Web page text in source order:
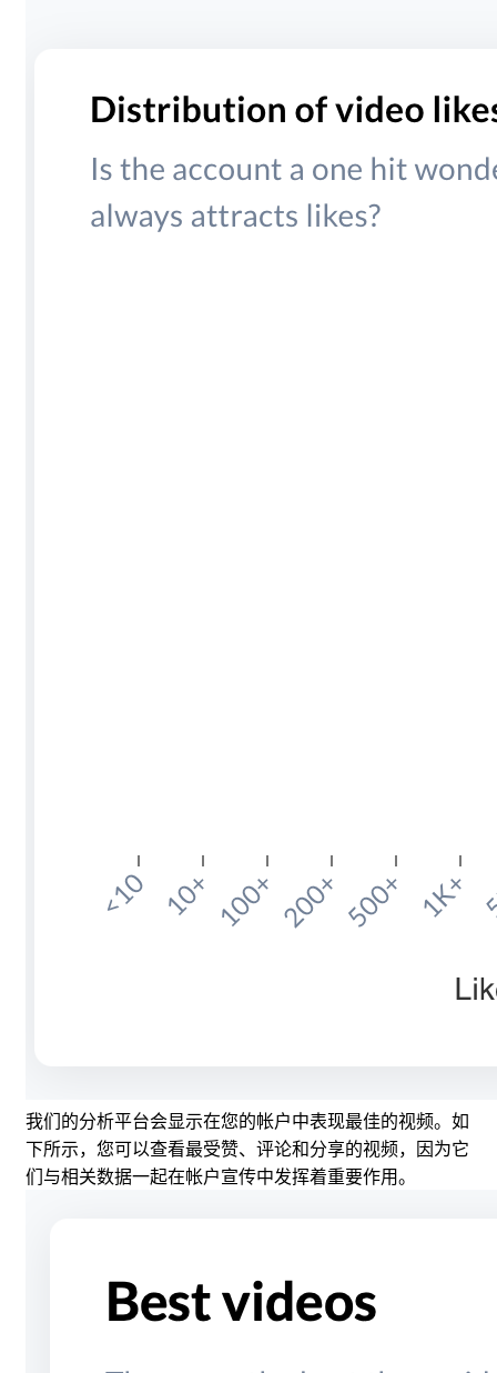
我们的分析平台会显示在您的帐户中表现最佳的视频。如
下所示，您可以查看最受赞、评论和分享的视频，因为它
们与相关数据一起在帐户宣传中发挥着重要作用。